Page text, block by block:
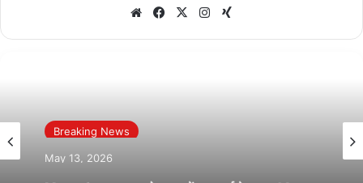
WebsiteFacebook
X Instagram
Breaking News
May 13, 2026